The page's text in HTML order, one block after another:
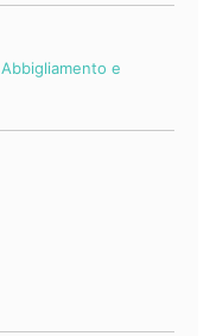
Abbigliamento e